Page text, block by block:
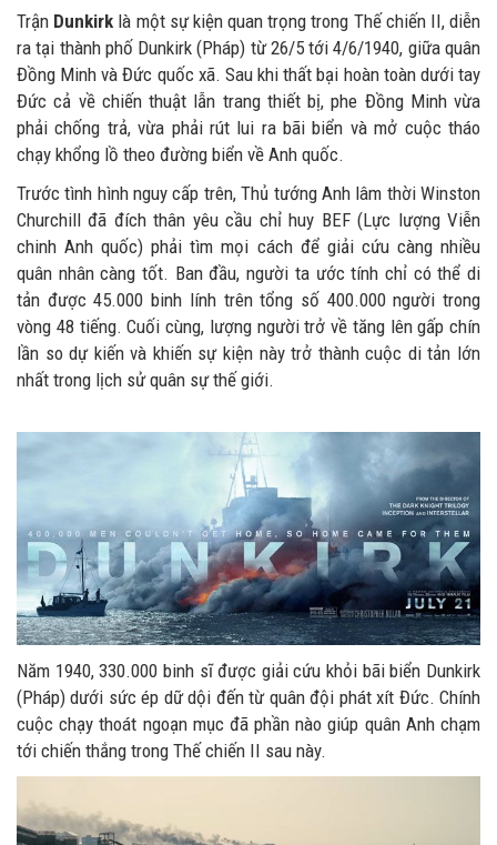
Trận Dunkirk là một sự kiện quan trọng trong Thế chiến II, diễn
ra tại thành phố Dunkirk (Pháp) từ 26/5 tới 4/6/1940, giữa quân
Đồng Minh và Đức quốc xã. Sau khi thất bại hoàn toàn dưới tay
Đức cả về chiến thuật lẫn trang thiết bị, phe Đồng Minh vừa
phải chống trả, vừa phải rút lui ra bãi biển và mở cuộc tháo
chạy khổng lồ theo đường biển về Anh quốc.
Trước tình hình nguy cấp trên, Thủ tướng Anh lâm thời Winston
Churchill đã đích thân yêu cầu chỉ huy BEF (Lực lượng Viễn
chinh Anh quốc) phải tìm mọi cách để giải cứu càng nhiều
quân nhân càng tốt. Ban đầu, người ta ước tính chỉ có thể di
tản được 45.000 binh lính trên tổng số 400.000 người trong
vòng 48 tiếng. Cuối cùng, lượng người trở về tăng lên gấp chín
lần so dự kiến và khiến sự kiện này trở thành cuộc di tản lớn
nhất trong lịch sử quân sự thế giới.
Năm 1940, 330.000 binh sĩ được giải cứu khỏi bãi biển Dunkirk
(Pháp) dưới sức ép dữ dội đến từ quân đội phát xít Đức. Chính
cuộc chạy thoát ngoạn mục đã phần nào giúp quân Anh chạm
tới chiến thắng trong Thế chiến II sau này.